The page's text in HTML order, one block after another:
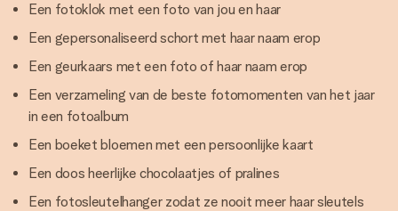
Een fotoklok met een foto van jou en haar
Een gepersonaliseerd schort met haar naam erop
Een geurkaars met een foto of haar naam erop
Een verzameling van de beste fotomomenten van het jaar
in een fotoalbum
Een boeket bloemen met een persoonlijke kaart
Een doos heerlijke chocolaatjes of pralines
Een fotosleutelhanger zodat ze nooit meer haar sleutels